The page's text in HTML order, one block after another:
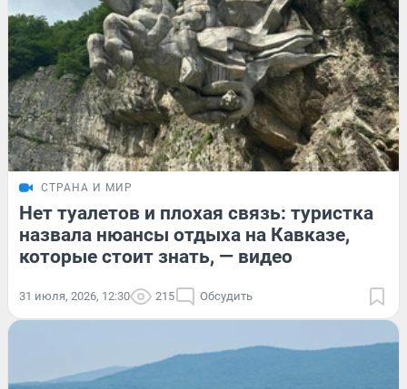
СТРАНА И МИР
Нет туалетов и плохая связь: туристка
назвала нюансы отдыха на Кавказе,
которые стоит знать, — видео
31 июля, 2026, 12:30 215 Обсудить